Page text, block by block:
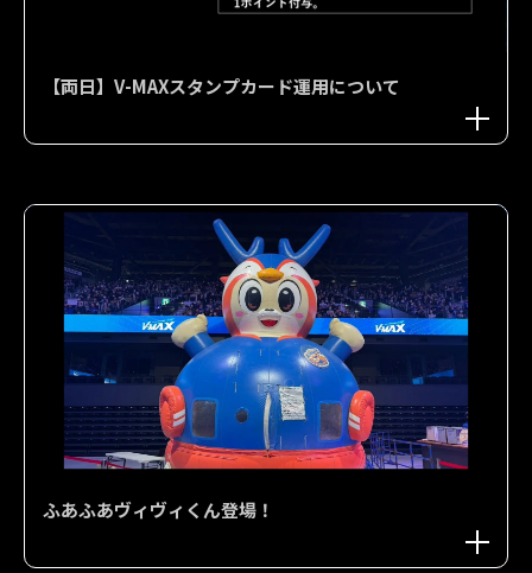
【両日】V-MAXスタンプカード運用について
ふあふあヴィヴィくん登場！